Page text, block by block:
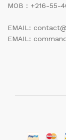
MOB : +216-55-
EMAIL:
EMAIL: